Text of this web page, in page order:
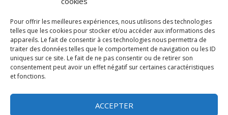
Pour offrir les meilleures expériences, nous utilisons des technologies
telles que les cookies pour stocker et/ou accéder aux informations des
appareils. Le fait de consentir à ces technologies nous permettra de
traiter des données telles que le comportement de navigation ou les ID
uniques sur ce site. Le fait de ne pas consentir ou de retirer son
consentement peut avoir un effet négatif sur certaines caractéristiques
et fonctions.
ACCEPTER
Quartier Californie Zone Industrielle
97232 Le Lamentin
Martinique
Tél : 05 96 50 18 94
Fax : 05 96 50 00 15